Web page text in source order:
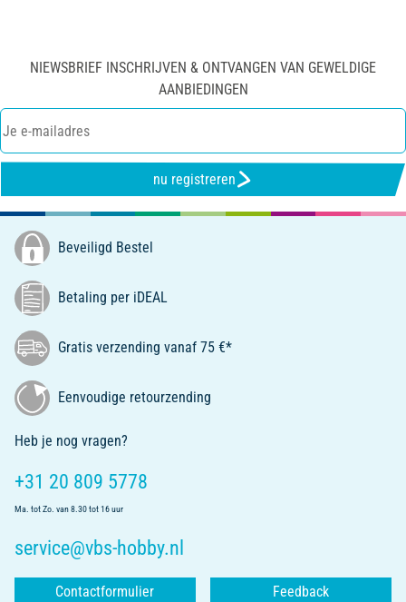
NIEWSBRIEF INSCHRIJVEN & ONTVANGEN VAN GEWELDIGE
AANBIEDINGEN
nu registreren
Beveiligd Bestel
Betaling per iDEAL
Gratis verzending vanaf 75 €*
Eenvoudige retourzending
Heb je nog vragen?
+31 20 809 5778
Ma. tot Zo. van 8.30 tot 16 uur
service@vbs-hobby.nl
Contactformulier Feedback